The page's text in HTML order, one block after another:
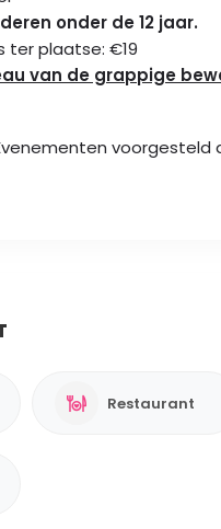
onder de 12 jaar.
ter plaatse: €19
van de grappige
voorgesteld
Restaurant